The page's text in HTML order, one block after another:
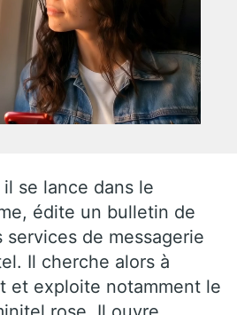
se lance dans le
édite un bulletin de
de messagerie
Il cherche alors à
et exploite notamment le